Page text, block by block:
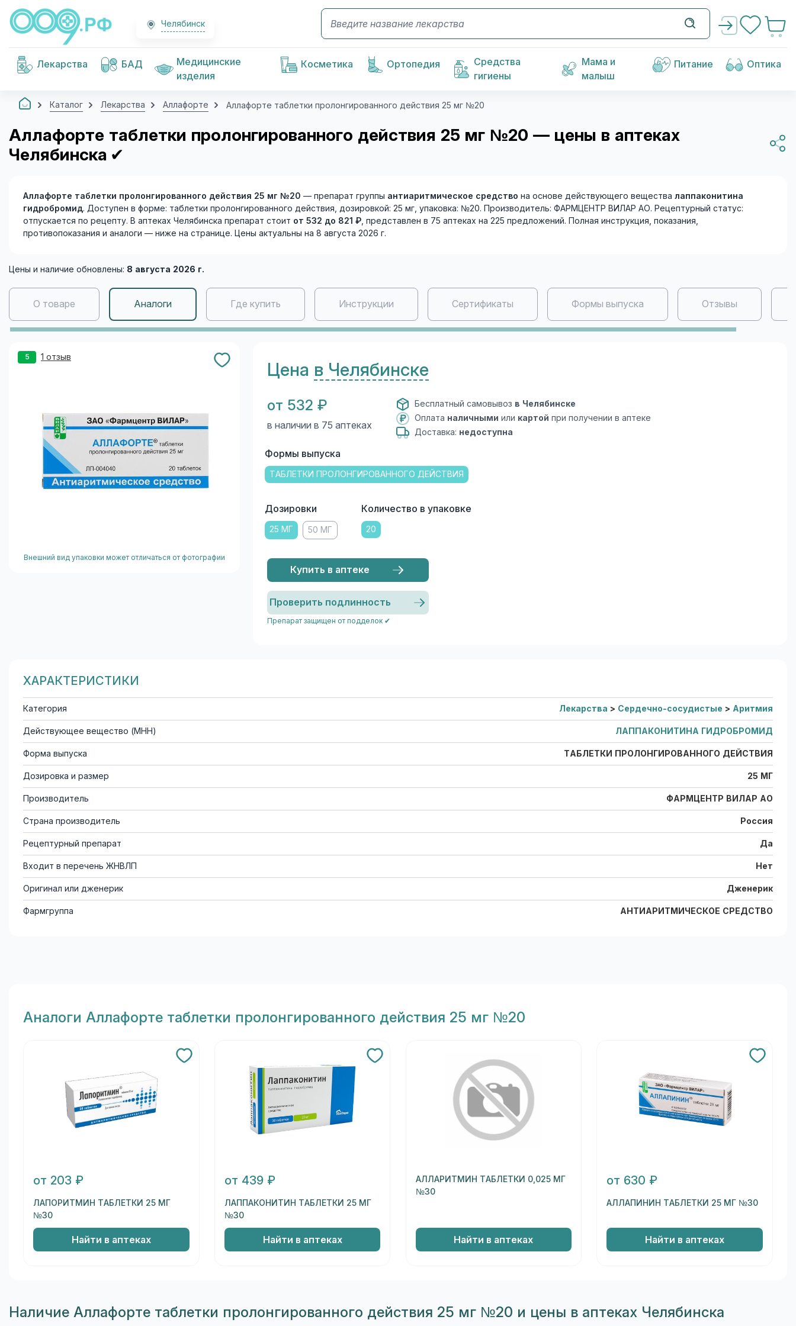
Челябинск
Лекарства БАД
Медицинские
изделия
Косметика Ортопедия
Средства
гигиены
Мама и
малыш
Питание Оптика
Каталог Лекарства Аллафорте Аллафорте таблетки пролонгированного действия 25 мг №20
Аллафорте таблетки пролонгированного действия 25 мг №20 — цены в аптеках
Челябинска ✔
Аллафорте таблетки пролонгированного действия 25 мг №20 — препарат группы антиаритмическое средство на основе действующего вещества лаппаконитина
гидробромид. Доступен в форме: таблетки пролонгированного действия, дозировкой: 25 мг, упаковка: №20. Производитель: ФАРМЦЕНТР ВИЛАР АО. Рецептурный статус:
отпускается по рецепту. В аптеках Челябинска препарат стоит от 532 до 821 ₽ , представлен в 75 аптеках на 225 предложений. Полная инструкция, показания,
противопоказания и аналоги — ниже на странице. Цены актуальны на 8 августа 2026 г.
Цены и наличие обновлены: 8 августа 2026 г.
О товаре Аналоги Где купить Инструкции Сертификаты Формы выпуска Отзывы
5 1 отзыв
Внешний вид упаковки может отличаться от фотографии
Цена в Челябинске
от 532 ₽
в наличии в 75 аптеках
Бесплатный самовывоз в Челябинске
Оплата наличными или картой при получении в аптеке
Доставка: недоступна
Формы выпуска
ТАБЛЕТКИ ПРОЛОНГИРОВАННОГО ДЕЙСТВИЯ
Дозировки
25 МГ 50 МГ
Количество в упаковке
20
Купить в аптеке
Проверить подлинность
Препарат защищен от подделок ✔
ХАРАКТЕРИСТИКИ
Категория Лекарства > Сердечно-сосудистые > Аритмия
Действующее вещество (МНН) ЛАППАКОНИТИНА ГИДРОБРОМИД
Форма выпуска ТАБЛЕТКИ ПРОЛОНГИРОВАННОГО ДЕЙСТВИЯ
Дозировка и размер 25 МГ
Производитель ФАРМЦЕНТР ВИЛАР АО
Страна производитель Россия
Рецептурный препарат Да
Входит в перечень ЖНВЛП Нет
Оригинал или дженерик Дженерик
Фармгруппа АНТИАРИТМИЧЕСКОЕ СРЕДСТВО
Aналоги Аллафорте таблетки пролонгированного действия 25 мг №20
от 203 ₽
ЛАПОРИТМИН ТАБЛЕТКИ 25 МГ
№30
Найти в аптеках
от 439 ₽
ЛАППАКОНИТИН ТАБЛЕТКИ 25 МГ
№30
Найти в аптеках
АЛЛАРИТМИН ТАБЛЕТКИ 0,025 МГ
№30
Найти в аптеках
от 630 ₽
АЛЛАПИНИН ТАБЛЕТКИ 25 МГ №30
Найти в аптеках
Наличие Аллафорте таблетки пролонгированного действия 25 мг №20 и цены в аптеках Челябинска